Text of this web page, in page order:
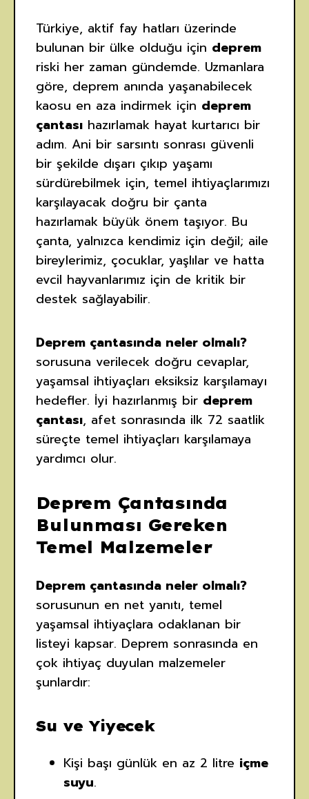
Türkiye, aktif fay hatları üzerinde
bulunan bir ülke olduğu için deprem
riski her zaman gündemde. Uzmanlara
göre, deprem anında yaşanabilecek
kaosu en aza indirmek için deprem
çantası hazırlamak hayat kurtarıcı bir
adım. Ani bir sarsıntı sonrası güvenli
bir şekilde dışarı çıkıp yaşamı
sürdürebilmek için, temel ihtiyaçlarımızı
karşılayacak doğru bir çanta
hazırlamak büyük önem taşıyor. Bu
çanta, yalnızca kendimiz için değil; aile
bireylerimiz, çocuklar, yaşlılar ve hatta
evcil hayvanlarımız için de kritik bir
destek sağlayabilir.
Deprem çantasında neler olmalı?
sorusuna verilecek doğru cevaplar,
yaşamsal ihtiyaçları eksiksiz karşılamayı
hedefler. İyi hazırlanmış bir deprem
çantası, afet sonrasında ilk 72 saatlik
süreçte temel ihtiyaçları karşılamaya
yardımcı olur.
Deprem Çantasında
Bulunması Gereken
Temel Malzemeler
Deprem çantasında neler olmalı?
sorusunun en net yanıtı, temel
yaşamsal ihtiyaçlara odaklanan bir
listeyi kapsar. Deprem sonrasında en
çok ihtiyaç duyulan malzemeler
şunlardır:
Su ve Yiyecek
Kişi başı günlük en az 2 litre içme
suyu.